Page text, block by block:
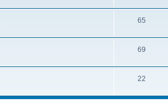
65
69
22